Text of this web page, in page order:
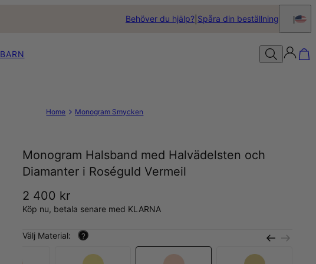
Behöver du hjälp? Spåra din beställning
BARN
Home Monogram Smycken
Monogram Halsband med Halvädelsten och
Diamanter i Roséguld Vermeil
2 400 kr
Köp nu, betala senare med KLARNA
Välj Material: ?